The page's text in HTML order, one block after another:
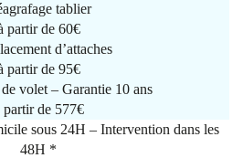
tablier
partir de 60€
d’attaches
partir de 95€
volet – Garantie 10 ans
partir de 577€
sous 24H – Intervention dans les
48H *